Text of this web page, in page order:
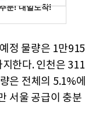
정 물량은 1만915
한다. 인천은 311
은 전체의 5.1%에
서울 공급이 충분